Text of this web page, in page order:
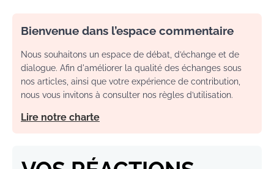
Bienvenue dans l’espace commentaire
Nous souhaitons un espace de débat, d’échange et de
dialogue. Afin d'améliorer la qualité des échanges sous
nos articles, ainsi que votre expérience de contribution,
nous vous invitons à consulter nos règles d’utilisation.
Lire notre charte